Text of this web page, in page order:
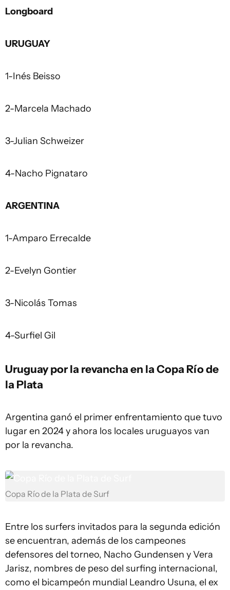
Longboard
URUGUAY
1-Inés Beisso
2-Marcela Machado
3-Julian Schweizer
4-Nacho Pignataro
ARGENTINA
1-Amparo Errecalde
2-Evelyn Gontier
3-Nicolás Tomas
4-Surfiel Gil
Uruguay por la revancha en la Copa Río de
la Plata
Argentina ganó el primer enfrentamiento que tuvo
lugar en 2024 y ahora los locales uruguayos van
por la revancha.
Copa Río de la Plata de Surf
Entre los surfers invitados para la segunda edición
se encuentran, además de los campeones
defensores del torneo, Nacho Gundensen y Vera
Jarisz, nombres de peso del surfing internacional,
como el bicampeón mundial Leandro Usuna, el ex